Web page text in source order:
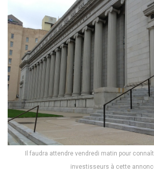
Il faudra attendre vendredi matin pour
investisseurs à cette